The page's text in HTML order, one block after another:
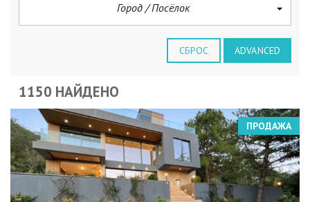
Город / Посёлок
СБРОС ADVANCED
1150 НАЙДЕНО
ПРОДАЖА